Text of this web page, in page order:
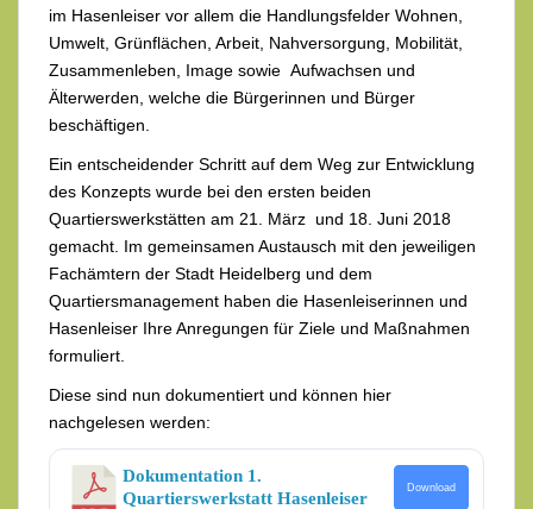
im Hasenleiser vor allem die Handlungsfelder Wohnen,
Umwelt, Grünflächen, Arbeit, Nahversorgung, Mobilität,
Zusammenleben, Image sowie Aufwachsen und
Älterwerden, welche die Bürgerinnen und Bürger
beschäftigen.
Ein entscheidender Schritt auf dem Weg zur Entwicklung
des Konzepts wurde bei den ersten beiden
Quartierswerkstätten am 21. März und 18. Juni 2018
gemacht. Im gemeinsamen Austausch mit den jeweiligen
Fachämtern der Stadt Heidelberg und dem
Quartiersmanagement haben die Hasenleiserinnen und
Hasenleiser Ihre Anregungen für Ziele und Maßnahmen
formuliert.
Diese sind nun dokumentiert und können hier
nachgelesen werden:
Dokumentation 1.
Quartierswerkstatt Hasenleiser
Download